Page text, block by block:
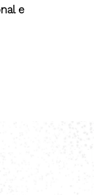
e